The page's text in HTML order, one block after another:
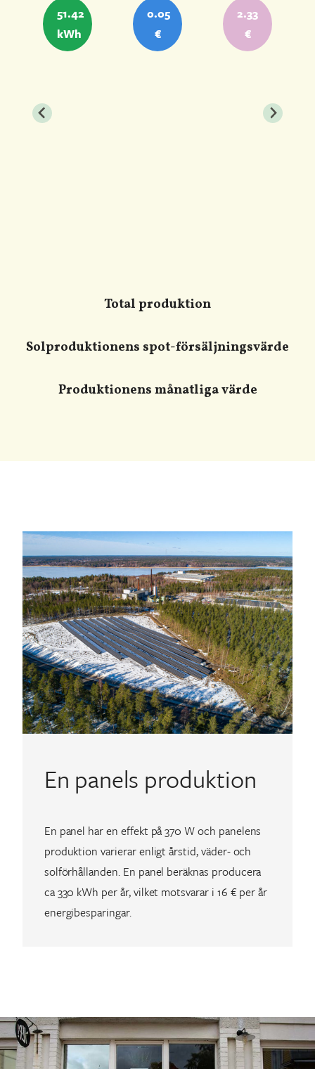
51.42
kWh
0.05
€
2.33
€
Total produktion
Solproduktionens spot-försäljningsvärde
Produktionens månatliga värde
En panels produktion
En panel har en effekt på 370 W och panelens
produktion varierar enligt årstid, väder- och
solförhållanden. En panel beräknas producera
ca 330 kWh per år, vilket motsvarar i 16 € per år
energibesparingar.